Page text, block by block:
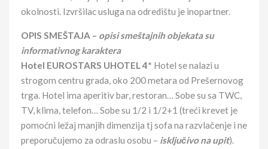
okolnosti. Izvršilac usluga na odredištu je inopartner.
OPIS SMEŠTAJA – opisi smeštajnih objekata su
informativnog karaktera
Hotel EUROSTARS UHOTEL 4* Hotel se nalazi u
strogom centru grada, oko 200 metara od Prešernovog
trga. Hotel ima aperitiv bar, restoran… Sobe su sa TWC,
TV, klima, telefon… Sobe su 1/2 i 1/2+1 (treći krevet je
pomoćni ležaj manjih dimenzija tj sofa na razvlačenje i ne
preporučujemo za odraslu osobu – isključivo na upit).